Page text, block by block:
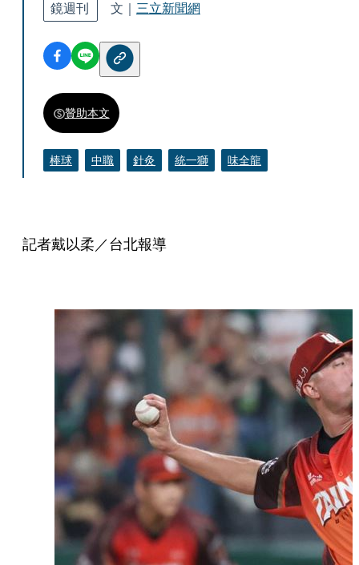
鏡週刊 文｜ 三立新聞網
贊助本文
棒球 中職 針灸 統一獅 味全龍
記者戴以柔／台北報導